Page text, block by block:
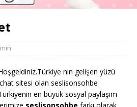
nin gelişen yüzü
sitesi olan seslisonsohbe
en büyük sosyal paylaşım